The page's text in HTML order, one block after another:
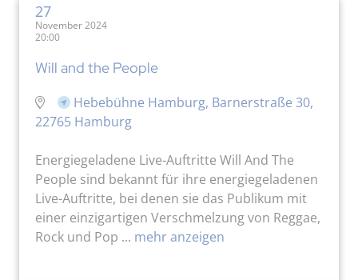
27
November 2024
20:00
Will and the People
Hebebühne Hamburg, Barnerstraße 30,
22765 Hamburg
Energiegeladene Live-Auftritte Will And The
People sind bekannt für ihre energiegeladenen
Live-Auftritte, bei denen sie das Publikum mit
einer einzigartigen Verschmelzung von Reggae,
Rock und Pop ... mehr anzeigen